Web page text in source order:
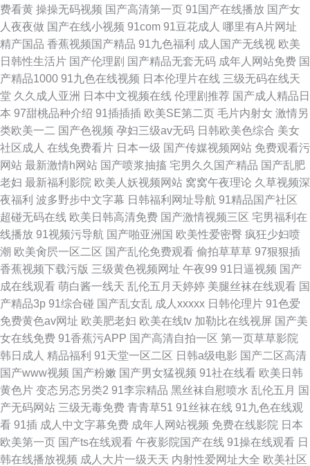
费看黄 操操无码视频 国产高清第一页 91国产在线播放 国产女
人夜夜做 国产在线小视频 91com 91豆花成人 哪里有A片网址
精产国品 香蕉视频国产精品 91九色福利 成人国产无线视 欧美
日韩性生活片 国产伦理剧 国产精品无套无码 成年人网站免费 国
产精品1000 91九色在线视频 日本伦理片在线 三级无码在线天
堂 久久成人亚洲 日本中文视频在线 伦理剧推荐 国产成人精品日
本 97甜桃品种介绍 91插插插 欧美SE第二页 毛片内射女 激情另
类欧美一二 国产色视频 孕妇三级av无码 日韩欧美色综合 美女
社区成人 在线免费看片 日本一级 国产传媒视频网站 免费观看污
网站 最新激情h网站 国产喷浆抽搐 宅男久久国产精品 国产乱肥
老妇 最新福利影院 欧美人妖视频网站 窝窝午夜理论 久草视频深
夜福利 波多野步中文字幕 日韩福利网址导航 91精品国产社区
超碰无码在线 欧美日韩高清免费 国产激情视频三区 宅男福利在
线播放 91视频污导航 国产啪亚洲国 欧美性爱密臀 疯狂少妇喷
潮 欧美肏屄一区二区 国产乱伦免费观看 偷拍草草草 97狠狠插
香蕉视频下载污版 三级黄色视频网址 午夜99 91日逼视频 国产
成在线观看 萌白酱一线天 乱伦五月天婷婷 美腿丝袜在线观看 国
产精品3p 91综合碰 国产乱女乱 成人xxxxx 日韩伦理片 91色爱
免费黄色av网址 欧美肥老妇 欧美在线tv 加勒比在线视屏 国产美
女在线免费 91香蕉污APP 国产高清自拍一区 第一页草草影院
韩日成人 精品福利 91天堂一区二区 日韩a级电影 国产二区高清
国产www视频 国产粉嫩 国产男女猛视频 91社在线看 欧美日韩
黄色片 变态另态另类2 91李宗精品 黑丝袜自慰喷水 乱伦五月 国
产无码网站 三级无毒免费 青青草51 91丝袜在线 91九色在线观
看 91插 成人中文字幕免费 成年人网站视频 免费在线影院 日本
欧美第一页 国产ts在线观看 午夜影院国产在线 91操在线观看 日
韩在线播放视频 成人大片一级天天 内射性爱网址大全 欧美社区